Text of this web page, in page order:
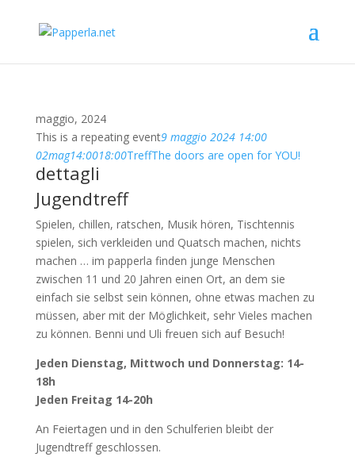
maggio, 2024
This is a repeating event9 maggio 2024 14:00
02mag14:0018:00TreffThe doors are open for YOU!
dettagli
Jugendtreff
Spielen, chillen, ratschen, Musik hören, Tischtennis
spielen, sich verkleiden und Quatsch machen, nichts
machen … im papperla finden junge Menschen
zwischen 11 und 20 Jahren einen Ort, an dem sie
einfach sie selbst sein können, ohne etwas machen zu
müssen, aber mit der Möglichkeit, sehr Vieles machen
zu können. Benni und Uli freuen sich auf Besuch!
Jeden Dienstag, Mittwoch und Donnerstag: 14-
18h
Jeden Freitag 14-20h
An Feiertagen und in den Schulferien bleibt der
Jugendtreff geschlossen.